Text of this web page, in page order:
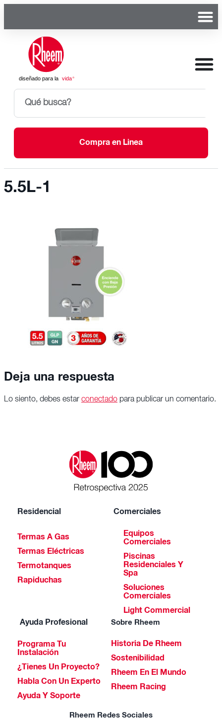
Compra en Linea
5.5L-1
Deja una respuesta
Lo siento, debes estar conectado para publicar un comentario.
Residencial
Termas A Gas
Termas Eléctricas
Termotanques
Rapiduchas
Comerciales
Equipos
Comerciales
Piscinas
Residenciales Y
Spa
Soluciones
Comerciales
Light Commercial
Ayuda Profesional
Programa Tu
Instalación
¿Tienes Un Proyecto?
Habla Con Un Experto
Ayuda Y Soporte
Sobre Rheem
Historia De Rheem
Sostenibilidad
Rheem En El Mundo
Rheem Racing
Rheem Redes Sociales